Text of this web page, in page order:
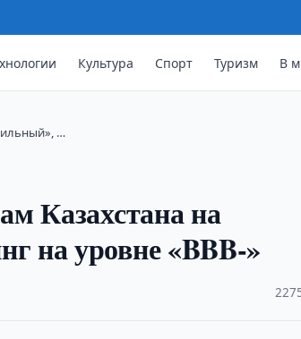
Культура Спорт Туризм В
…
Казахстана на
на уровне «BBB-»